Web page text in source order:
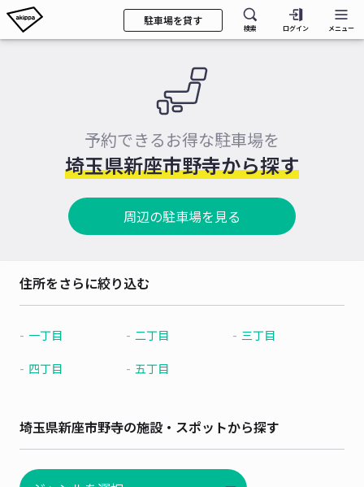
駐車場を貸す
検索 ログイン メニュー
予約できるお得な駐車場を
埼玉県新座市野寺から探す
周辺の駐車場を見る
住所をさらに絞り込む
一丁目 二丁目 三丁目
四丁目 五丁目
埼玉県新座市野寺の施設・スポットから探す